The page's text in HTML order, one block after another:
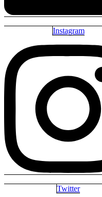
Instagram
Twitter